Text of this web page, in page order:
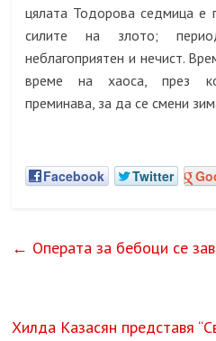
цялата Тодорова седмица е
силите на злото;
неблагоприятен и нечист.
време на хаоса, през
преминава, за да се смени
Facebook Twitter
← Операта за бебоци се
Хилда Казасян представя